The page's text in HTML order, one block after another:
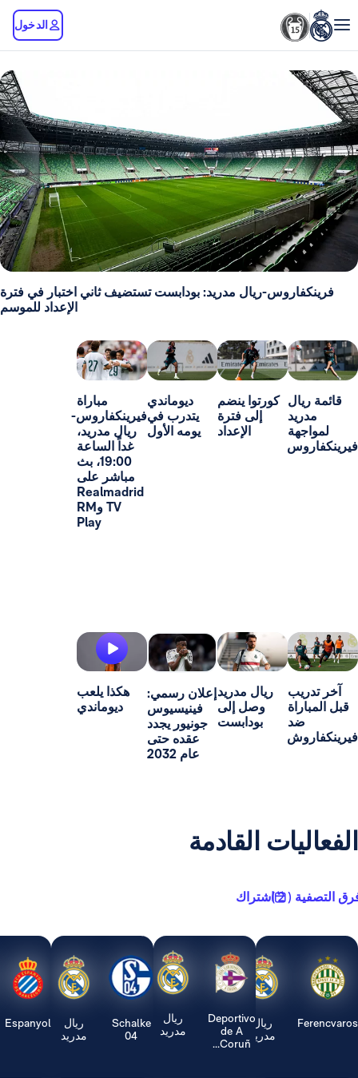
ريال مدريد: بودابست تستضيف ثاني اختبار في فترة
الإعداد للموسم
كورتوا ينضم
إلى فترة
الإعداد
ديوماندي
يتدرب في
يومه الأول
مباراة
فيرينكفاروس-
ريال مدريد،
Realmadrid
ريال مدريد
وصل إلى
بودابست
إعلان رسمي:
فينيسيوس
جونيور يجدد
هكذا يلعب
ديوماندي
القادمة
) اشتراك
ريالDeportivo
de A
ريال
مدريد
Schalke
04
ريال
مدريد
Espanyol
ريال